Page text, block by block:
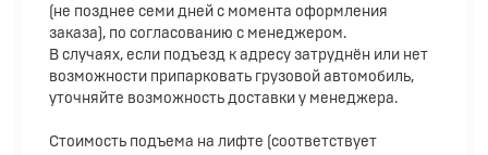
(не позднее семи дней с момента оформления
заказа), по согласованию с менеджером.
В случаях, если подъезд к адресу затруднён или нет
возможности припарковать грузовой автомобиль,
уточняйте возможность доставки у менеджера.
Стоимость подъема на лифте (соответствует